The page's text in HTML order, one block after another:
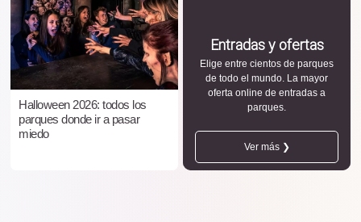
Halloween 2026: todos los
parques donde ir a pasar
miedo
Entradas y ofertas
Elige entre cientos de parques
de todo el mundo. La mayor
oferta online de entradas a
parques.
Ver más ❯